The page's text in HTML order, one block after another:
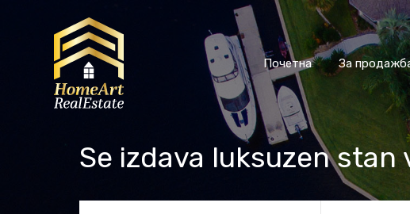
Почетна За
Se izdava luksuzen stan